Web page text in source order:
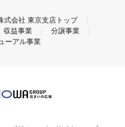
式会社 東京支店トップ
収益事業
分譲事業
ーアル事業